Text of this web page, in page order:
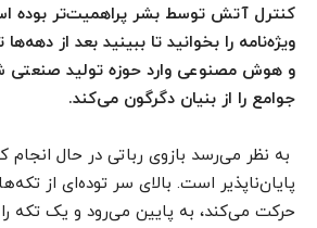
کنترل آتش توسط بشر پراهمیت‌تر بوده
ویژه‌نامه را بخوانید تا ببینید بعد از دهه‌ها
و هوش مصنوعی وارد حوزه تولید صنعتی
جوامع را از بنیان دگرگون می‌کند.
به نظر می‌رسد بازوی رباتی در حال انجام
پایان‌ناپذیر است. بالای سر توده‌ای از
حرکت می‌کند، به پایین می‌رود و یک تکه را